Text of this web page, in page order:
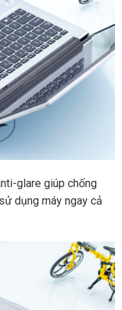
glare giúp chống
dụng máy ngay cả